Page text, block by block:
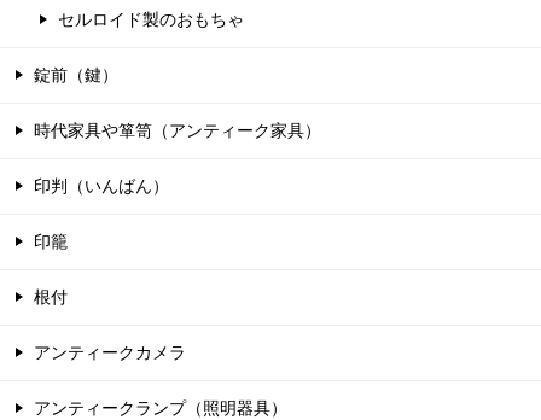
セルロイド製のおもちゃ
錠前（鍵）
時代家具や箪笥（アンティーク家具）
印判（いんばん）
印籠
根付
アンティークカメラ
アンティークランプ（照明器具）